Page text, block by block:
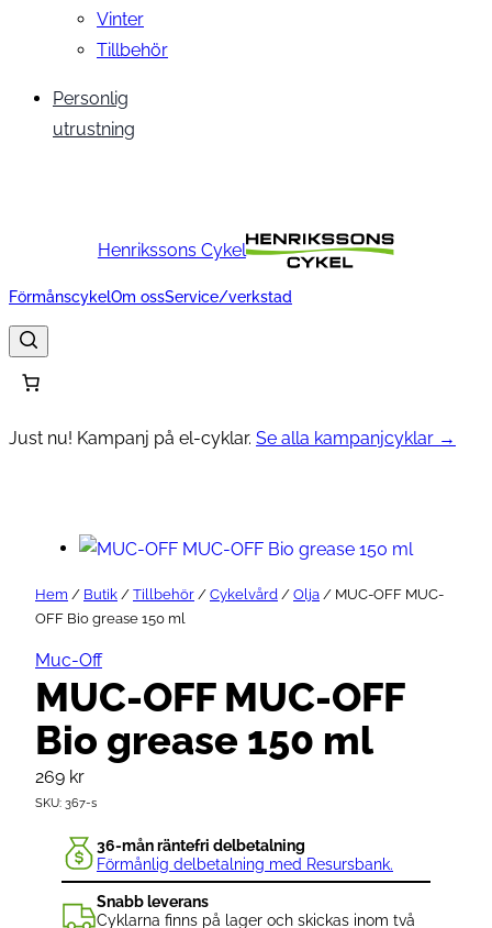
Vinter
Tillbehör
Personlig
utrustning
Henrikssons Cykel
FörmånscykelOm ossService/verkstad
Just nu! Kampanj på el-cyklar. Se alla kampanjcyklar →
Hem / Butik / Tillbehör / Cykelvård / Olja / MUC-OFF MUC-
OFF Bio grease 150 ml
Muc-Off
MUC-OFF MUC-OFF
Bio grease 150 ml
269 kr
SKU: 367-s
36-mån räntefri delbetalning
Förmånlig delbetalning med Resursbank.
Snabb leverans
Cyklarna finns på lager och skickas inom två